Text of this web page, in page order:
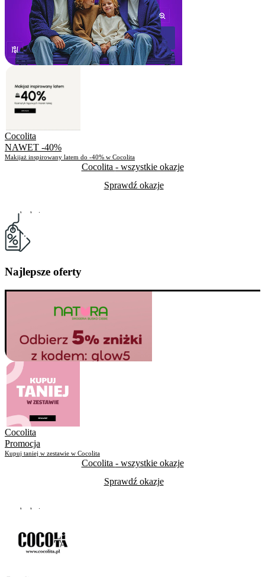
Cocolita
NAWET -40%
Makijaż inspirowany latem do -40% w Cocolita
Cocolita - wszystkie okazje
Sprawdź okazje
Do odwołania
Skorzystało
Najlepsze oferty
Cocolita
Promocja
Kupuj taniej w zestawie w Cocolita
Cocolita - wszystkie okazje
Sprawdź okazje
Do odwołania
Skorzystało291